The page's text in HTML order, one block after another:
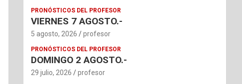
PRONÓSTICOS DEL PROFESOR
VIERNES 7 AGOSTO.-
5 agosto, 2026 profesor
PRONÓSTICOS DEL PROFESOR
DOMINGO 2 AGOSTO.-
29 julio, 2026 profesor